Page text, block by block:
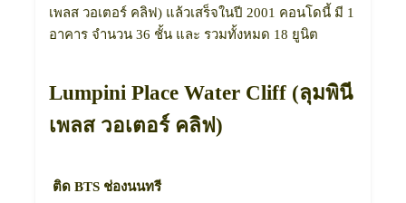
เพลส วอเตอร์ คลิฟ) แล้วเสร็จในปี 2001 คอนโดนี้ มี 1
อาคาร จำนวน 36 ชั้น และ รวมทั้งหมด 18 ยูนิต
Lumpini Place Water Cliff (ลุมพินี
เพลส วอเตอร์ คลิฟ)
ติด BTS ช่องนนทรี